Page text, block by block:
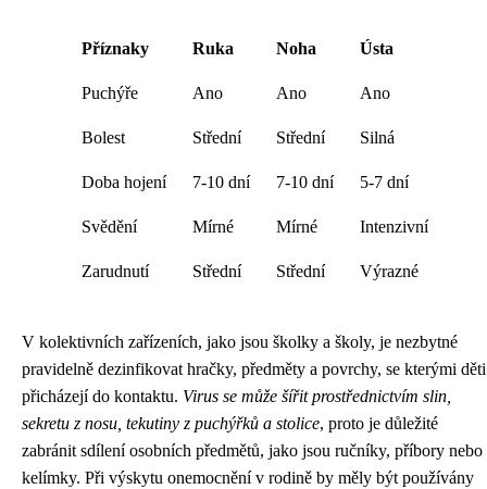
Příznaky Ruka Noha Ústa
Puchýře Ano Ano Ano
Bolest Střední Střední Silná
Doba hojení 7-10 dní 7-10 dní 5-7 dní
Svědění Mírné Mírné Intenzivní
Zarudnutí Střední Střední Výrazné
V kolektivních zařízeních, jako jsou školky a školy, je nezbytné
pravidelně dezinfikovat hračky, předměty a povrchy, se kterými děti
přicházejí do kontaktu. Virus se může šířit prostřednictvím slin,
sekretu z nosu, tekutiny z puchýřků a stolice, proto je důležité
zabránit sdílení osobních předmětů, jako jsou ručníky, příbory nebo
kelímky. Při výskytu onemocnění v rodině by měly být používány